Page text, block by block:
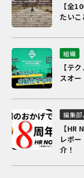
【全
たいこ
組織
【テ
スオ
編集部
【HR
レポ
介！